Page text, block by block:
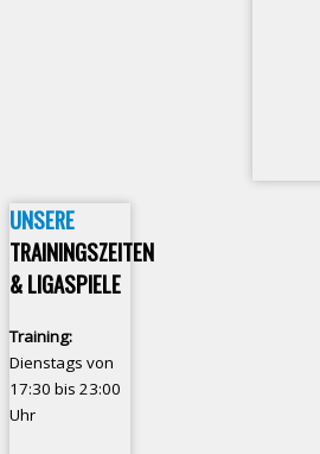
UNSERE
TRAININGSZEITEN
& LIGASPIELE
Training:
Dienstags von
17:30 bis 23:00
Uhr